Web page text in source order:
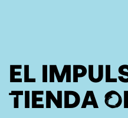
EL
TIENDA